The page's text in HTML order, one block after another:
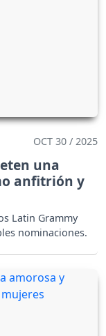
OCT 30 / 2025
una
anfitrión y
Latin Grammy
nominaciones.